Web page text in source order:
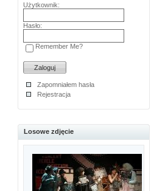
Użytkownik:
Hasło:
Remember Me?
Zapomniałem hasła
Rejestracja
Losowe zdjęcie